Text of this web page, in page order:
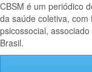
CBSM é um periódico
da saúde coletiva,
psicossocial,
Brasil.